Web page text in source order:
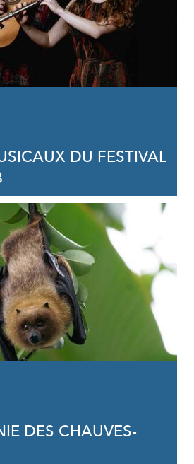
DU FESTIVAL
DES CHAUVES-